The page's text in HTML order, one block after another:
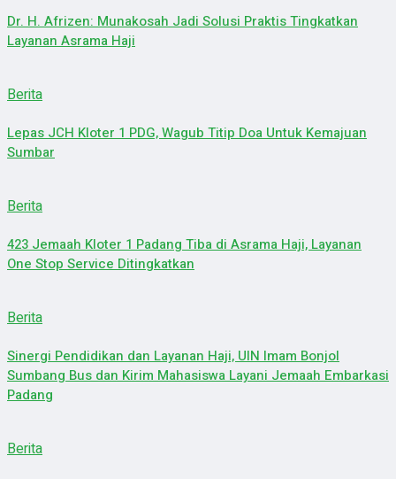
Dr. H. Afrizen: Munakosah Jadi Solusi Praktis Tingkatkan
Layanan Asrama Haji
Berita
Lepas JCH Kloter 1 PDG, Wagub Titip Doa Untuk Kemajuan
Sumbar
Berita
423 Jemaah Kloter 1 Padang Tiba di Asrama Haji, Layanan
One Stop Service Ditingkatkan
Berita
Sinergi Pendidikan dan Layanan Haji, UIN Imam Bonjol
Sumbang Bus dan Kirim Mahasiswa Layani Jemaah Embarkasi
Padang
Berita